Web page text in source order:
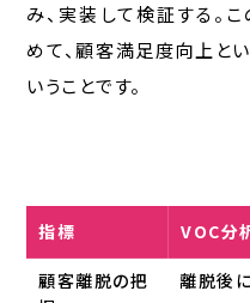
み、実装して検証する。
めて、顧客満足度向上と
いうことです。
指標 VOC分
顧客離脱の把
離脱後に